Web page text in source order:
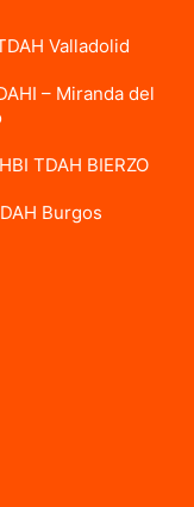
Valladolid
– Miranda del
TDAH BIERZO
Burgos